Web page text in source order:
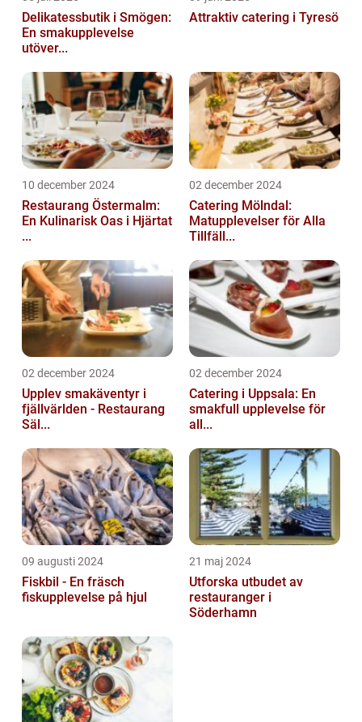
Delikatessbutik i Smögen:
En smakupplevelse
utöver...
Attraktiv catering i Tyresö
10 december 2024
Restaurang Östermalm:
En Kulinarisk Oas i Hjärtat
...
02 december 2024
Catering Mölndal:
Matupplevelser för Alla
Tillfäll...
02 december 2024
Upplev smakäventyr i
fjällvärlden - Restaurang
Säl...
02 december 2024
Catering i Uppsala: En
smakfull upplevelse för
all...
09 augusti 2024
Fiskbil - En fräsch
fiskupplevelse på hjul
21 maj 2024
Utforska utbudet av
restauranger i
Söderhamn